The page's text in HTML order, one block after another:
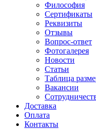
Философия
Сертификаты
Реквизиты
Отзывы
Вопрос-ответ
Фотогалерея
Новости
Статьи
Таблица
Вакансии
Доставка
Оплата
Контакты